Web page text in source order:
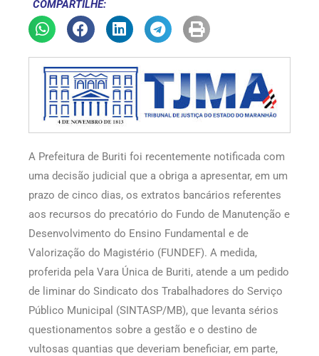
COMPARTILHE:
A Prefeitura de Buriti foi recentemente notificada com
uma decisão judicial que a obriga a apresentar, em um
prazo de cinco dias, os extratos bancários referentes
aos recursos do precatório do Fundo de Manutenção e
Desenvolvimento do Ensino Fundamental e de
Valorização do Magistério (FUNDEF). A medida,
proferida pela Vara Única de Buriti, atende a um pedido
de liminar do Sindicato dos Trabalhadores do Serviço
Público Municipal (SINTASP/MB), que levanta sérios
questionamentos sobre a gestão e o destino de
vultosas quantias que deveriam beneficiar, em parte,